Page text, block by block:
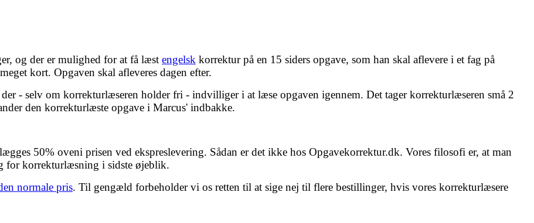
og der er mulighed for at få læst engelsk korrektur på en 15 siders opgave, som han skal aflevere i et fag på
kort. Opgaven skal afleveres dagen efter.
- selv om korrekturlæseren holder fri - indvilliger i at læse opgaven igennem. Det tager korrekturlæseren små 2
den korrekturlæste opgave i Marcus' indbakke.
50% oveni prisen ved ekspreslevering. Sådan er det ikke hos Opgavekorrektur.dk. Vores filosofi er, at man
for korrekturlæsning i sidste øjeblik.
normale pris. Til gengæld forbeholder vi os retten til at sige nej til flere bestillinger, hvis vores korrekturlæsere